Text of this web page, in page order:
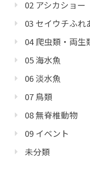
02 アシカショー
03 セイウチふれ
04 爬虫類・両生
05 海水魚
06 淡水魚
07 鳥類
08 無脊椎動物
09 イベント
未分類